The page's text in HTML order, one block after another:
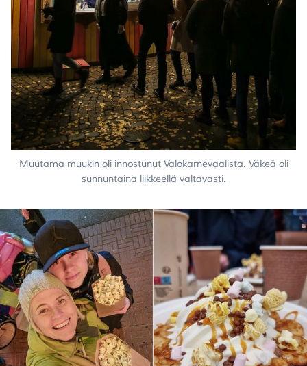
Muutama muukin oli innostunut Valokarnevaalista. Väkeä oli
sunnuntaina liikkeellä valtavasti.